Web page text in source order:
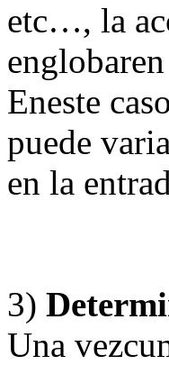
etc…, la
Eneste
puede
en la
3)
Una